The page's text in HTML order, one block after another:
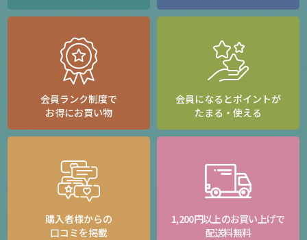
会員ランク制度で
お得にお買い物
会員になるとポイントが
たまる・使える
購入者様からの
口コミを掲載
1,200円以上のお買い上げで
配送料無料